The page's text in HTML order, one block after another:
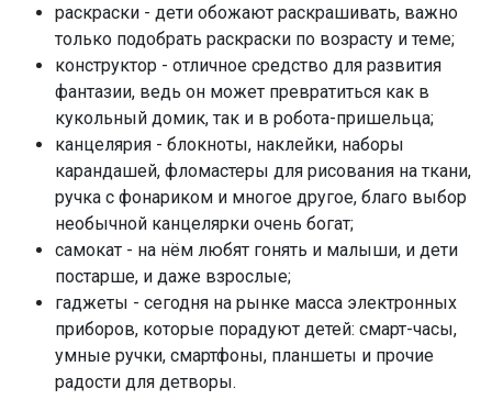
раскраски - дети обожают раскрашивать, важно
только подобрать раскраски по возрасту и теме;
конструктор - отличное средство для развития
фантазии, ведь он может превратиться как в
кукольный домик, так и в робота-пришельца;
канцелярия - блокноты, наклейки, наборы
карандашей, фломастеры для рисования на ткани,
ручка с фонариком и многое другое, благо выбор
необычной канцелярки очень богат;
самокат - на нём любят гонять и малыши, и дети
постарше, и даже взрослые;
гаджеты - сегодня на рынке масса электронных
приборов, которые порадуют детей: смарт-часы,
умные ручки, смартфоны, планшеты и прочие
радости для детворы.